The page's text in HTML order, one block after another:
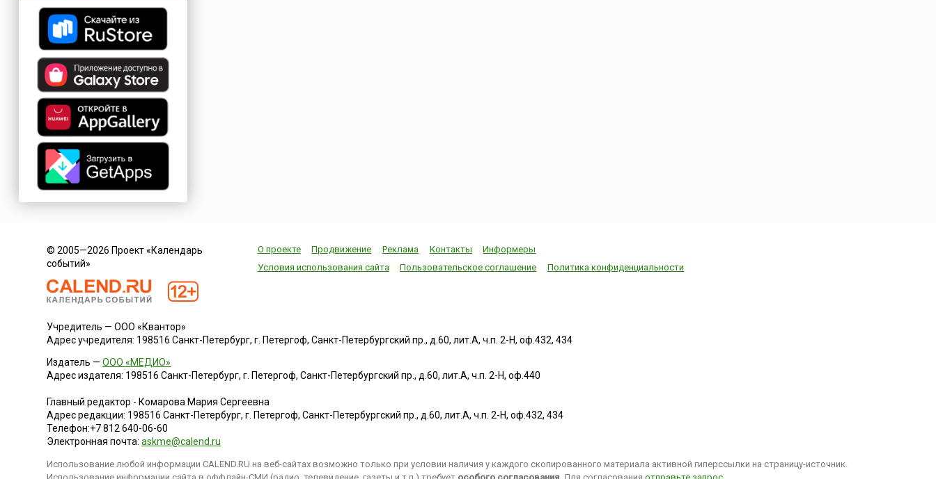
© 2005—2026 Проект «Календарь
событий»
О проекте Продвижение Реклама Контакты
Информеры
Условия использования сайта
Пользовательское соглашение Политика конфиденциальности
Учредитель — ООО «Квантор»
Адрес учредителя: 198516 Санкт-Петербург, г. Петергоф, Санкт-Петербургский пр., д.60, лит.А, ч.п. 2-Н, оф.432, 434
Издатель —ООО «МЕДИО»
Адрес издателя: 198516 Санкт-Петербург, г. Петергоф, Санкт-Петербургский пр., д.60, лит.А, ч.п. 2-Н, оф.440
Главный редактор - Комарова Мария Сергеевна
Адрес редакции: 198516 Санкт-Петербург, г. Петергоф,Санкт-Петербургский пр., д.60, лит.А, ч.п. 2-Н, оф.432, 434
Телефон:+7 812 640-06-60
Электронная почта:askme@calend.ru
Использование любой информации CALEND.RU на веб-сайтах возможно только при условии наличия у каждого скопированного материала активной гиперссылки на страницу-источник.